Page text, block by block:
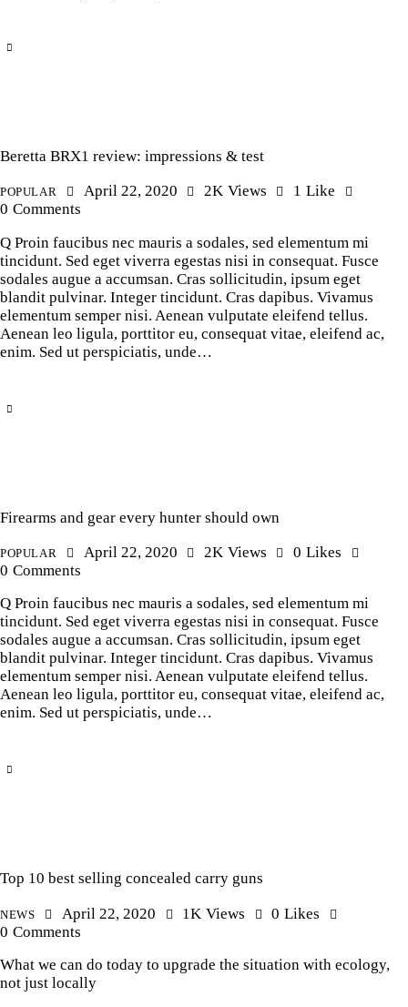
Beretta BRX1 review: impressions & test
POPULAR April 22, 2020 2K Views 1 Like
0 Comments
Q Proin faucibus nec mauris a sodales, sed elementum mi
tincidunt. Sed eget viverra egestas nisi in consequat. Fusce
sodales augue a accumsan. Cras sollicitudin, ipsum eget
blandit pulvinar. Integer tincidunt. Cras dapibus. Vivamus
elementum semper nisi. Aenean vulputate eleifend tellus.
Aenean leo ligula, porttitor eu, consequat vitae, eleifend ac,
enim. Sed ut perspiciatis, unde…
Firearms and gear every hunter should own
POPULAR April 22, 2020 2K Views 0 Likes
0 Comments
Q Proin faucibus nec mauris a sodales, sed elementum mi
tincidunt. Sed eget viverra egestas nisi in consequat. Fusce
sodales augue a accumsan. Cras sollicitudin, ipsum eget
blandit pulvinar. Integer tincidunt. Cras dapibus. Vivamus
elementum semper nisi. Aenean vulputate eleifend tellus.
Aenean leo ligula, porttitor eu, consequat vitae, eleifend ac,
enim. Sed ut perspiciatis, unde…
Top 10 best selling concealed carry guns
NEWS April 22, 2020 1K Views 0 Likes
0 Comments
What we can do today to upgrade the situation with ecology,
not just locally